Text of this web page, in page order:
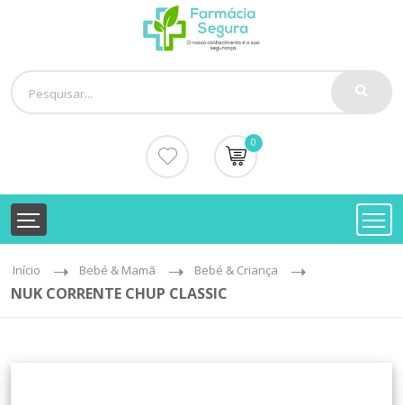
0
Início Bebé & Mamã Bebé & Criança
NUK CORRENTE CHUP CLASSIC